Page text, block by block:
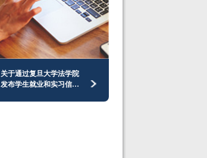
关于通过复旦大学法学院
发布学生就业和实习信息